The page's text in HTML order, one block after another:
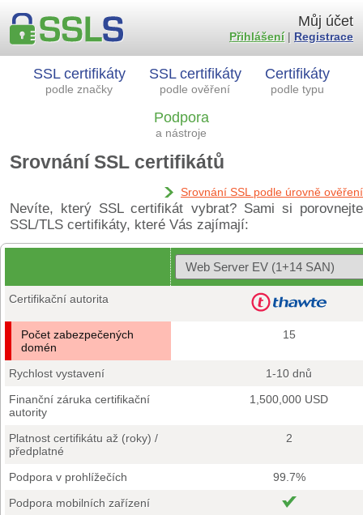
SSL certifikáty
podle značky
SSL certifikáty
podle ověření
Certifikáty
podle typu
Podpora
a nástroje
Můj účet
Přihlášení| Registrace
Srovnání SSL certifikátů
Srovnání SSL podle úrovně ověření
Nevíte, který SSL certifikát vybrat? Sami si porovnejte
SSL/TLS certifikáty, které Vás zajímají:
Certifikační autorita
Počet zabezpečených
domén
15
Rychlost vystavení
1-10 dnů
Finanční záruka certifikační
autority
1,500,000 USD
Platnost certifikátu až (roky) /
předplatné
2
Podpora v prohlížečích
99.7%
Podpora mobilních zařízení